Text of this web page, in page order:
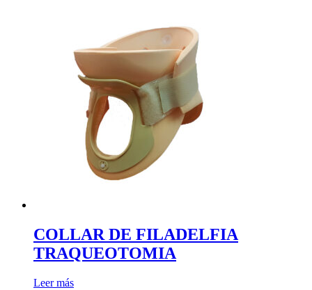
COLLAR DE FILADELFIA
TRAQUEOTOMIA
Leer más